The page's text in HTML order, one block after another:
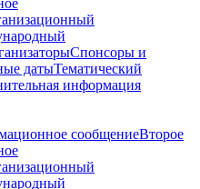
Спонсоры и
датыТематический
информация
сообщениеВторое